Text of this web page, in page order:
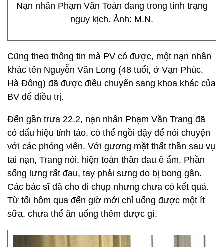
Nạn nhân Phạm Văn Toàn đang trong tình trạng
nguy kịch. Ảnh: M.N.
Cũng theo thông tin mà PV có được, một nạn nhân
khác tên Nguyễn Văn Long (48 tuổi, ở Vạn Phúc,
Hà Đông) đã được điều chuyển sang khoa khác của
BV để điều trị.
Đến gần trưa 22.2, nạn nhân Phạm Văn Trang đã
có dấu hiệu tỉnh táo, có thể ngồi dậy để nói chuyện
với các phóng viên. Với gương mặt thất thần sau vụ
tai nạn, Trang nói, hiện toàn thân đau ê ẩm. Phần
sống lưng rất đau, tay phải sưng do bị bong gân.
Các bác sĩ đã cho đi chụp nhưng chưa có kết quả.
Từ tối hôm qua đến giờ mới chỉ uống được một ít
sữa, chưa thể ăn uống thêm được gì.